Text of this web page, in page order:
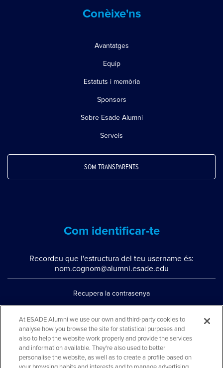
Conèixe'ns
Avantatges
Equip
Estatuts i memòria
Sponsors
Sobre Esade Alumni
Serveis
SOM TRANSPARENTS
Com identificar-te
Recordeu que l'estructura del teu username és:
nom.cognom@alumni.esade.edu
Recupera la contrasenya
Contacta'ns per whatsapp
Teléfono: 93 553 02 17
At ESADE Alumni we use our own and third-party cookies to
analyse how you browse the site for statistical purposes and
also to help the website work properly and provide the services
and information available. They're also used to better
personalise the website, as well as to create a profile based on